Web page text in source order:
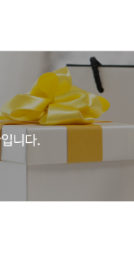
wr_is_comment
wr_id <> '2609'